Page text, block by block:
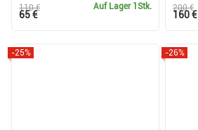
Auf Lager 1Stk.
110 €
65 €
200 €
160 €
-25% -26%